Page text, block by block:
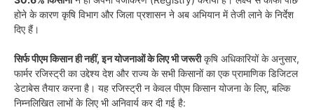
होने के कारण कृषि विभाग और जिला प्रशासन ने अब अभियान में तेजी लाने के निर्देश
दिए हैं।
सिर्फ पीएम किसान ही नहीं, इन योजनाओं के लिए भी जरूरीकृषि अधिकारियों के अनुसार,
फार्मर रजिस्ट्री का उद्देश्य देश और राज्य के सभी किसानों का एक प्रामाणिक डिजिटल
डेटाबेस तैयार करना है। यह रजिस्ट्री न केवल पीएम किसान योजना के लिए, बल्कि
निम्नलिखित लाभों के लिए भी अनिवार्य कर दी गई है: